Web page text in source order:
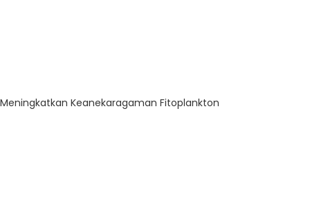
Meningkatkan Keanekaragaman Fitoplankton